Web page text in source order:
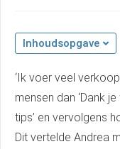
Inhoudsopgave
‘Ik voer veel
mensen dan ‘Dank
tips’ en vervolgens
Dit vertelde Andrea
cookies
over
van een